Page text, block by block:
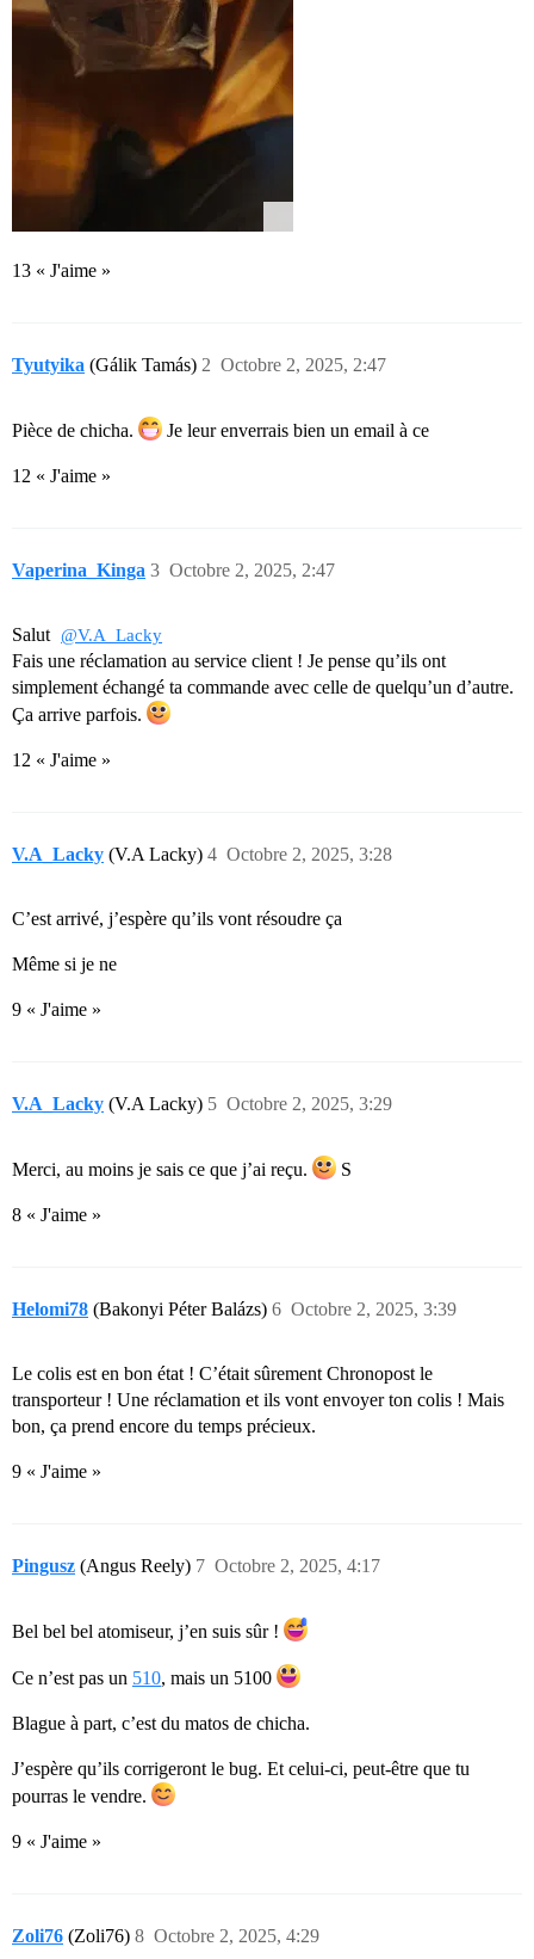
13 « J'aime »
Tyutyika (Gálik Tamás) Octobre 2, 2025, 2:47
2
Pièce de chicha. Je leur enverrais bien un email à ce
12 « J'aime »
Vaperina_Kinga Octobre 2, 2025, 2:47
3
Salut @V.A_Lacky
Fais une réclamation au service client ! Je pense qu’ils ont
simplement échangé ta commande avec celle de quelqu’un d’autre.
Ça arrive parfois.
12 « J'aime »
V.A_Lacky (V.A Lacky) Octobre 2, 2025, 3:28
4
C’est arrivé, j’espère qu’ils vont résoudre ça
Même si je ne
9 « J'aime »
V.A_Lacky (V.A Lacky) Octobre 2, 2025, 3:29
5
Merci, au moins je sais ce que j’ai reçu. S
8 « J'aime »
Helomi78 (Bakonyi Péter Balázs) Octobre 2, 2025, 3:39
6
Le colis est en bon état ! C’était sûrement Chronopost le
transporteur ! Une réclamation et ils vont envoyer ton colis ! Mais
bon, ça prend encore du temps précieux.
9 « J'aime »
Pingusz (Angus Reely) Octobre 2, 2025, 4:17
7
Bel bel bel atomiseur, j’en suis sûr !
Ce n’est pas un 510, mais un 5100
Blague à part, c’est du matos de chicha.
J’espère qu’ils corrigeront le bug. Et celui-ci, peut-être que tu
pourras le vendre.
9 « J'aime »
Zoli76 (Zoli76) Octobre 2, 2025, 4:29
8